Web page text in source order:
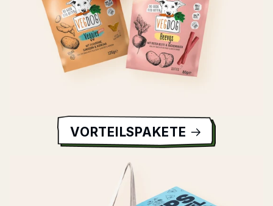
VORTEILSPAKETE